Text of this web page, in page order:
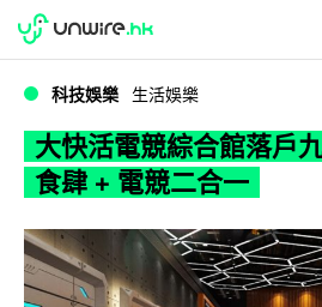
WWDC 2026
科技娛樂 生活娛樂
大快活電競綜合館落
食肆 + 電競二合一